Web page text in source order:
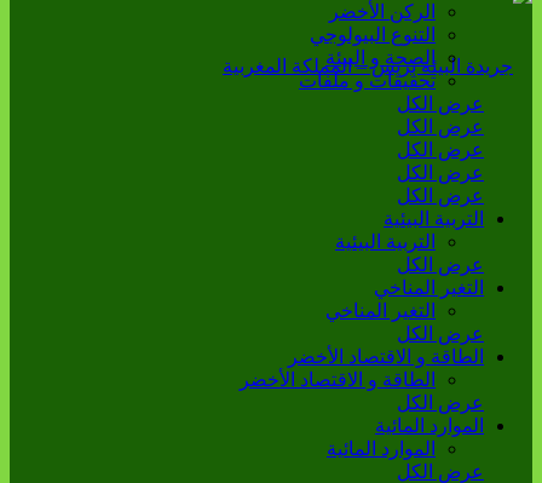
الركن الأخضر
التنوع البيولوجي
الصحة و البيئة
تحقيقات و ملفات
عرض الكل
عرض الكل
عرض الكل
عرض الكل
عرض الكل
التربية البيئية
التربية البيئية
عرض الكل
التغير المناخي
التغير المناخي
عرض الكل
الطاقة و الاقتصاد الأخضر
الطاقة و الاقتصاد الأخضر
عرض الكل
الموارد المائية
الموارد المائية
عرض الكل